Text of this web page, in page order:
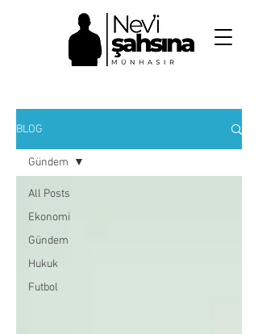
NEV'İ ŞAHSINA
MÜNHASIR
BLOG
All Posts
Ekonomi
Gündem
Hukuk
Futbol
Gündem